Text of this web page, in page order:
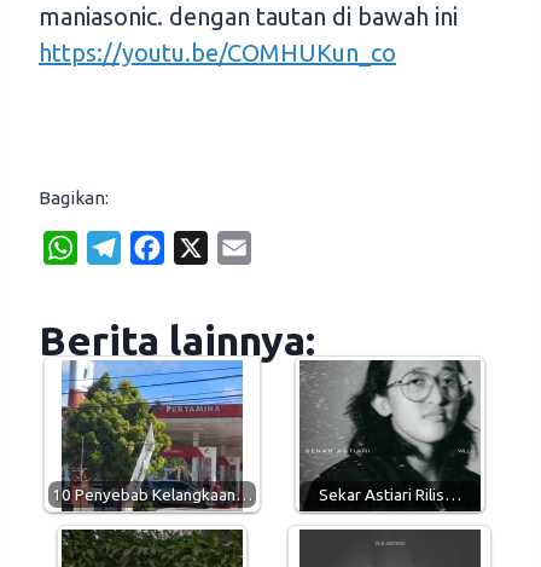
maniasonic. dengan tautan di bawah ini
https://youtu.be/COMHUKun_co
Bagikan:
W
t
s
A
p
p
e
g
r
a
m
e
b
o
o
k
i
Berita lainnya:
10 Penyebab Kelangkaan… Sekar Astiari Rilis…